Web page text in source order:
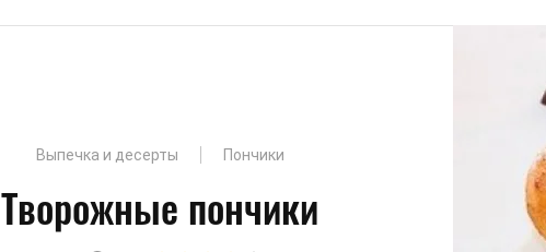
Выпечка и десерты Пончики
Творожные пончики